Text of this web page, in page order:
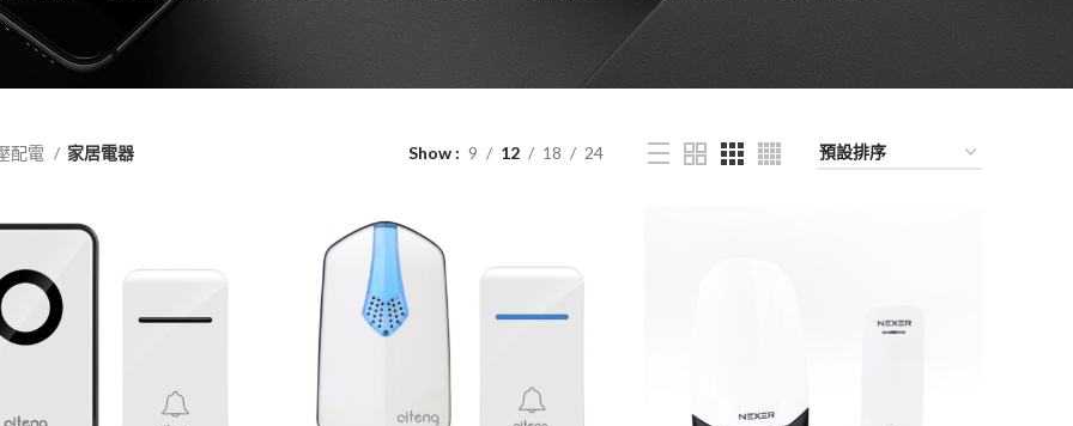
配電 家居電器 Show 9 12 18 24